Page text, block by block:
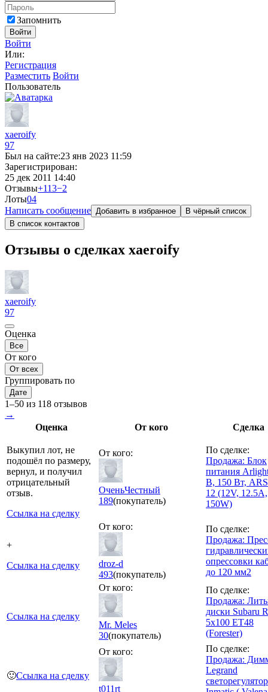
Запомнить
Войти
Войти
Или:
Регистрация
Разместить Войти
Пользователь
xaeroify
97
Был на сайте:23 янв 2023 11:59
Зарегистрирован:
25 дек 2011 14:40
Отзывы+113−2
Лоты04
Написать сообщение Добавить в избранное
В чёрный список
В список контактов
Отзывы о сделках xaeroify
xaeroify
97
Оценка
Все
От кого
От всех
Группировать по
Дате
1–50 из 118 отзывов
→
Оценка
От кого Сделка
Выкупил лот, не
подошёл по размеру,
вернул, и получил
отрицательный
отзыв.
Ссылка на сделку
От кого:
ОченьЧестный
189(покупатель)
По сделке:
Продажа: Блок
питания
В, 150 Вт,
12 (12V, 12.5A,
150W)
+
Ссылка на сделку
От кого:
droz-d
493(покупатель)
По сделке:
Продажа:
опрессовки
до 120 мм2
Ссылка на сделку
От кого:
Mr. Meles
30(покупатель)
По сделке:
Продажа:
диски Subaru
5x100 ET48
(Forester)
🙂Ссылка на сделку
От кого:
t011rt
По сделке:
Продажа:
Legrand
светорегулятор